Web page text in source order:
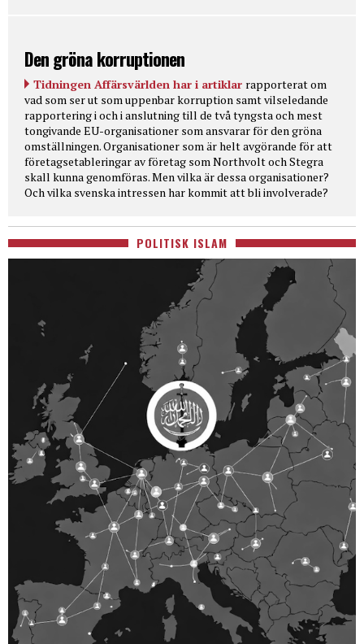
Den gröna korruptionen
Tidningen Affärsvärlden har i artiklar rapporterat om
vad som ser ut som uppenbar korruption samt vilseledande
rapportering i och i anslutning till de två tyngsta och mest
tongivande EU-organisationer som ansvarar för den gröna
omställningen. Organisationer som är helt avgörande för att
företagsetableringar av företag som Northvolt och Stegra
skall kunna genomföras. Men vilka är dessa organisationer?
Och vilka svenska intressen har kommit att bli involverade?
POLITISK ISLAM